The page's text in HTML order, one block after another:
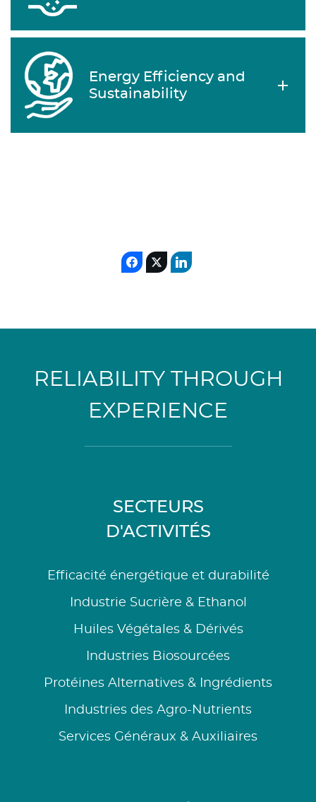
Energy Efficiency and
Sustainability
RELIABILITY THROUGH
EXPERIENCE
SECTEURS
D'ACTIVITÉS
Efficacité énergétique et durabilité
Industrie Sucrière & Ethanol
Huiles Végétales & Dérivés
Industries Biosourcées
Protéines Alternatives & Ingrédients
Industries des Agro-Nutrients
Services Généraux & Auxiliaires